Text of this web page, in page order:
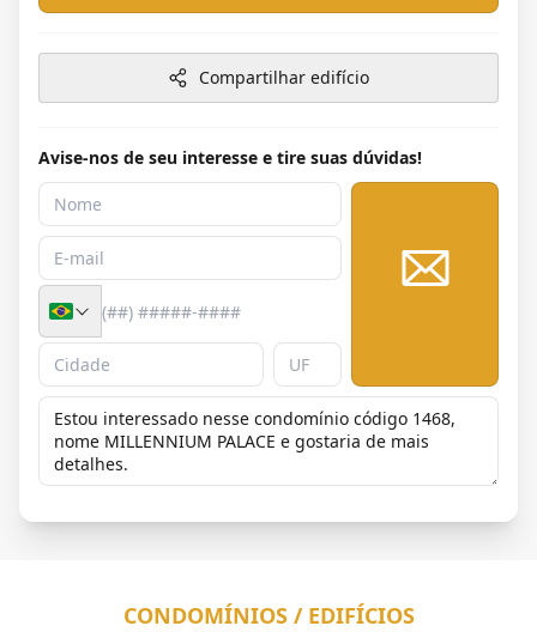
Compartilhar edifício
Avise-nos de seu interesse e tire suas dúvidas!
CONDOMÍNIOS / EDIFÍCIOS